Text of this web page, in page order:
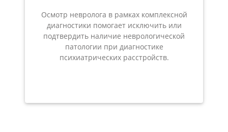
Осмотр невролога в рамках комплексной
диагностики помогает исключить или
подтвердить наличие неврологической
патологии при диагностике
психиатрических расстройств.